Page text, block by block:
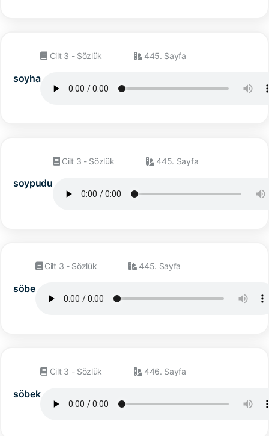
soyha
Cilt 3 - Sözlük 445. Sayfa
soypudu
Cilt 3 - Sözlük 445. Sayfa
söbe
Cilt 3 - Sözlük 445. Sayfa
söbek
Cilt 3 - Sözlük 446. Sayfa